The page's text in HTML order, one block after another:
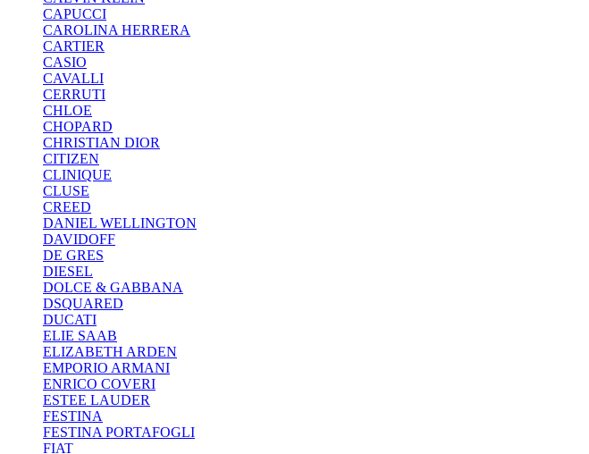
CAPUCCI
CAROLINA HERRERA
CARTIER
CASIO
CAVALLI
CERRUTI
CHLOE
CHOPARD
CHRISTIAN DIOR
CITIZEN
CLINIQUE
CLUSE
CREED
DANIEL WELLINGTON
DAVIDOFF
DE GRES
DIESEL
DOLCE & GABBANA
DSQUARED
DUCATI
ELIE SAAB
ELIZABETH ARDEN
EMPORIO ARMANI
ENRICO COVERI
ESTEE LAUDER
FESTINA
FESTINA PORTAFOGLI
FIAT